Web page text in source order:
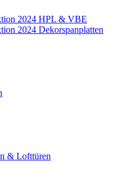
2024 HPL & VBE
2024 Dekorspanplatten
& Lofttüren